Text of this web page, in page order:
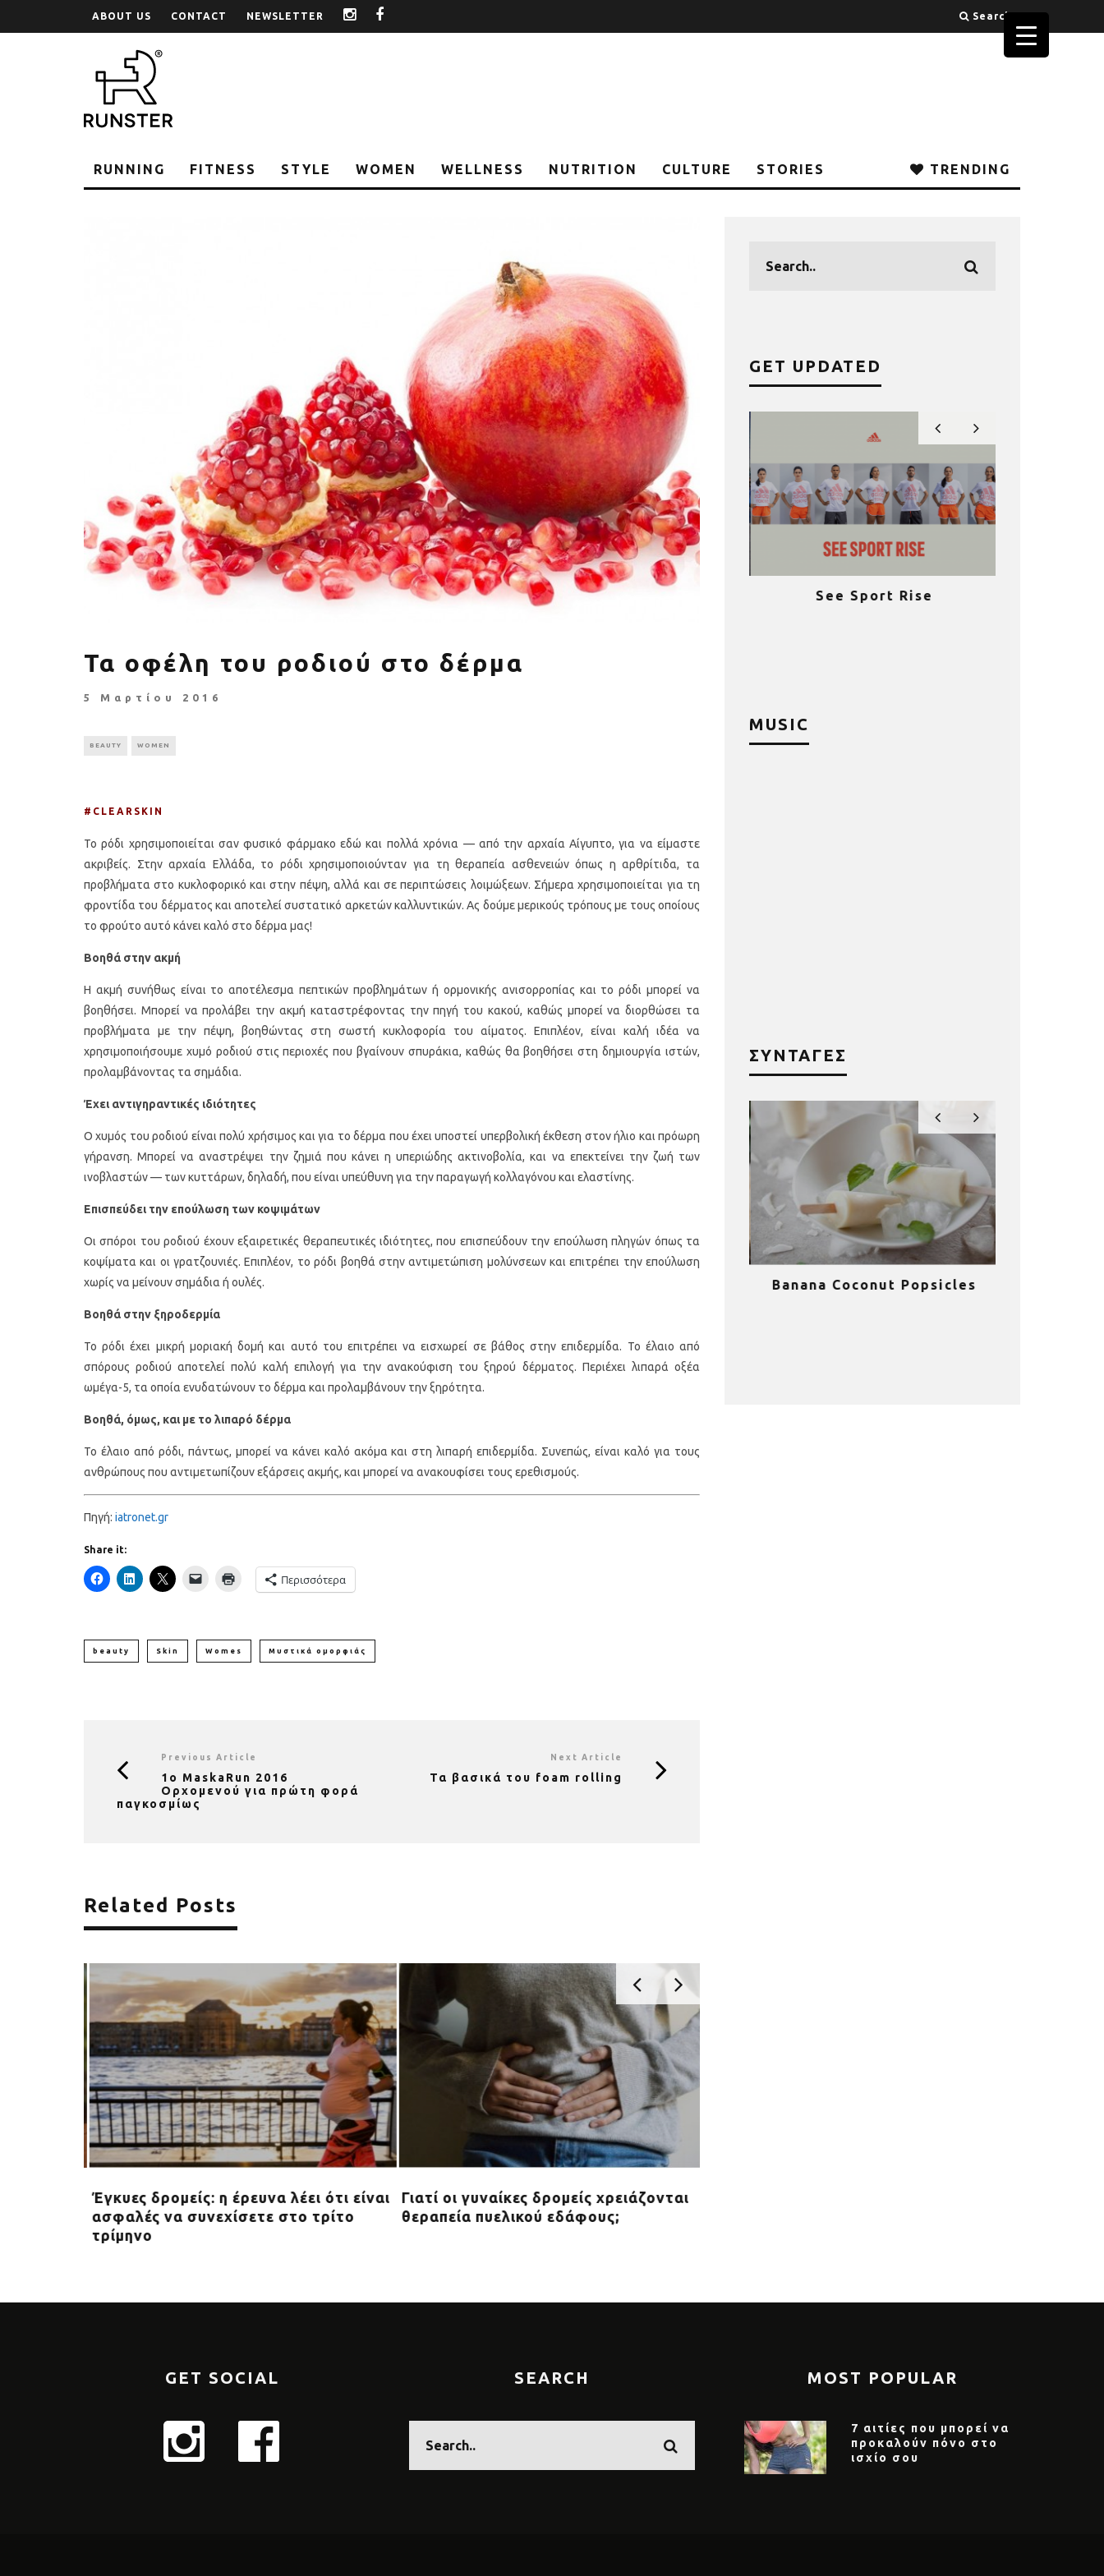
ABOUT US CONTACT NEWSLETTER instagram Search
RUNNING FITNESS STYLE WOMEN WELLNESS NUTRITION CULTURE STORIES TRENDING
Τα οφέλη του ροδιού στο δέρμα
5 Μαρτίου 2016
BEAUTY WOMEN
#CLEARSKIN
Το ρόδι χρησιμοποιείται σαν φυσικό φάρμακο εδώ και πολλά χρόνια — από την αρχαία Αίγυπτο, για να είμαστε
ακριβείς. Στην αρχαία Ελλάδα, το ρόδι χρησιμοποιούνταν για τη θεραπεία ασθενειών όπως η αρθρίτιδα, τα
προβλήματα στο κυκλοφορικό και στην πέψη, αλλά και σε περιπτώσεις λοιμώξεων. Σήμερα χρησιμοποιείται για τη
φροντίδα του δέρματος και αποτελεί συστατικό αρκετών καλλυντικών. Ας δούμε μερικούς τρόπους με τους οποίους
το φρούτο αυτό κάνει καλό στο δέρμα μας!
Βοηθά στην ακμή
Η ακμή συνήθως είναι το αποτέλεσμα πεπτικών προβλημάτων ή ορμονικής ανισορροπίας και το ρόδι μπορεί να
βοηθήσει. Μπορεί να προλάβει την ακμή καταστρέφοντας την πηγή του κακού, καθώς μπορεί να διορθώσει τα
προβλήματα με την πέψη, βοηθώντας στη σωστή κυκλοφορία του αίματος. Επιπλέον, είναι καλή ιδέα να
χρησιμοποιήσουμε χυμό ροδιού στις περιοχές που βγαίνουν σπυράκια, καθώς θα βοηθήσει στη δημιουργία ιστών,
προλαμβάνοντας τα σημάδια.
Έχει αντιγηραντικές ιδιότητες
Ο χυμός του ροδιού είναι πολύ χρήσιμος και για το δέρμα που έχει υποστεί υπερβολική έκθεση στον ήλιο και πρόωρη
γήρανση. Μπορεί να αναστρέψει την ζημιά που κάνει η υπεριώδης ακτινοβολία, και να επεκτείνει την ζωή των
ινοβλαστών — των κυττάρων, δηλαδή, που είναι υπεύθυνη για την παραγωγή κολλαγόνου και ελαστίνης.
Επισπεύδει την επούλωση των κοψιμάτων
Οι σπόροι του ροδιού έχουν εξαιρετικές θεραπευτικές ιδιότητες, που επισπεύδουν την επούλωση πληγών όπως τα
κοψίματα και οι γρατζουνιές. Επιπλέον, το ρόδι βοηθά στην αντιμετώπιση μολύνσεων και επιτρέπει την επούλωση
χωρίς να μείνουν σημάδια ή ουλές.
Βοηθά στην ξηροδερμία
Το ρόδι έχει μικρή μοριακή δομή και αυτό του επιτρέπει να εισχωρεί σε βάθος στην επιδερμίδα. Το έλαιο από
σπόρους ροδιού αποτελεί πολύ καλή επιλογή για την ανακούφιση του ξηρού δέρματος. Περιέχει λιπαρά οξέα
ωμέγα-5, τα οποία ενυδατώνουν το δέρμα και προλαμβάνουν την ξηρότητα.
Βοηθά, όμως, και με το λιπαρό δέρμα
Το έλαιο από ρόδι, πάντως, μπορεί να κάνει καλό ακόμα και στη λιπαρή επιδερμίδα. Συνεπώς, είναι καλό για τους
ανθρώπους που αντιμετωπίζουν εξάρσεις ακμής, και μπορεί να ανακουφίσει τους ερεθισμούς.
Πηγή: iatronet.gr
Share it:
Περισσότερα
beauty Skin Womes Μυστικά ομορφιάς
Previous Article
1o MaskaRun 2016
Ορχομενού για πρώτη φορά
παγκοσμίως
Next Article
Τα βασικά του foam rolling
Related Posts
Έγκυες δρομείς: η έρευνα λέει ότι είναι
ασφαλές να συνεχίσετε στο τρίτο
τρίμηνο
Γιατί οι γυναίκες δρομείς χρειάζονται
θεραπεία πυελικού εδάφους;
GET UPDATED
Πέθανε ο «πατέρας του
Αύξηση ζήτησης σε όργανα
Τρέχουμε όλοι για όλους: Η
Stoiximan Wheels Of Change
See Sport Rise
MUSIC
ΣΥΝΤΑΓΕΣ
Υγιεινό κέικ λεμονιού με
Οι 4 πιο λαχταριστές βελουτέ
Banana Coconut Popsicles
GET SOCIAL SEARCH MOST POPULAR
7 αιτίες που μπορεί να
προκαλούν πόνο στο
ισχίο σου